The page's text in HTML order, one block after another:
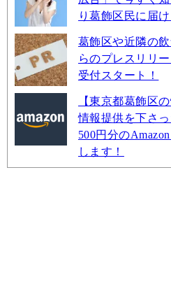
り葛飾区民に届
葛飾区や近隣の
らのプレスリリ
受付スタート！
【東京都葛飾区
情報提供を下さ
500円分の
します！